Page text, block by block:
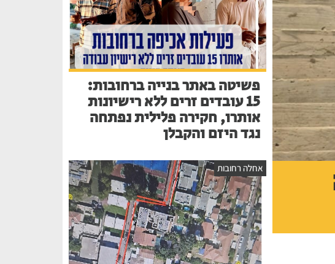
פשיטה באתר בנייה ברחובות:
15 עובדים זרים ללא רישיונות
אותרו, חקירה פלילית נפתחה
נגד היזם והקבלן
אחלה רחובות